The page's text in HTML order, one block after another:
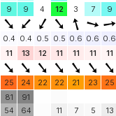
9
9 4 12 3 7 9
0.4 0.4 0.5 0.5 0.6 0.6 0.6
11
13 12 11 11 11 11
25 24 22 22 21 23 25
81
54
91
64
11 7 5 13